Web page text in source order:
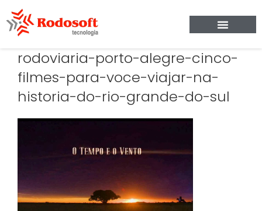
rodoviaria-porto-alegre-cinco-
filmes-para-voce-viajar-na-
historia-do-rio-grande-do-sul